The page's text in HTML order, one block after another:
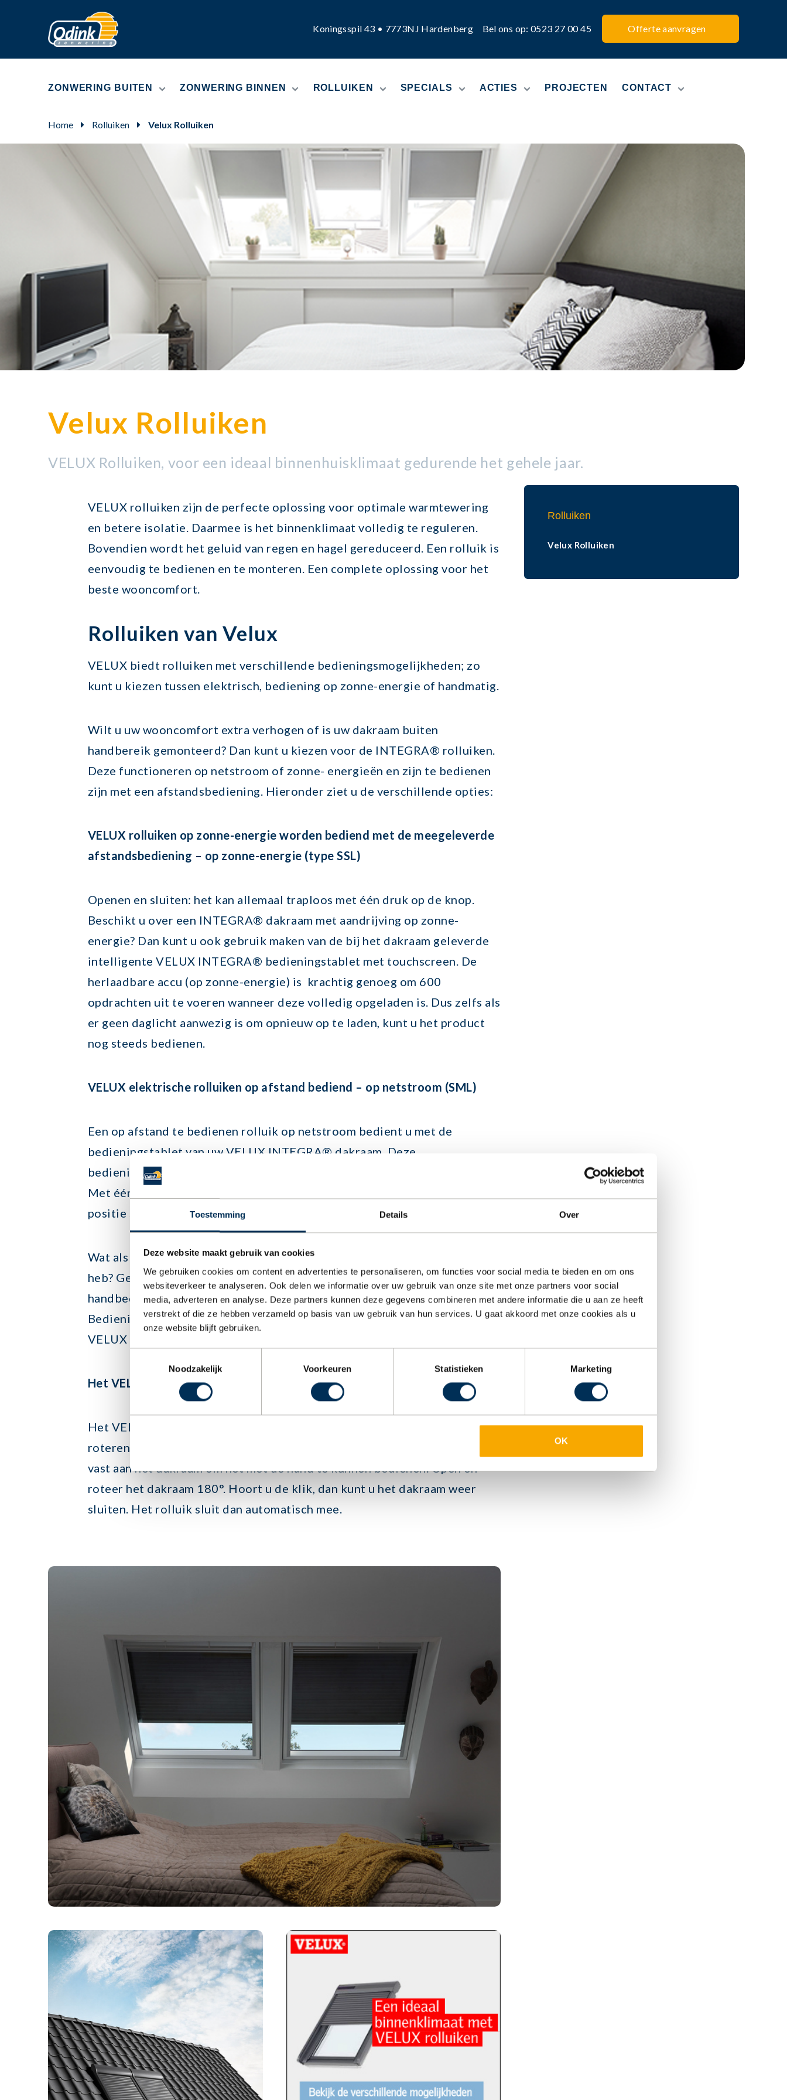
Toestemming Details Over
Deze website maakt gebruik van cookies
We gebruiken cookies om content en advertenties te personaliseren, om functies voor social media te bieden en om ons
websiteverkeer te analyseren. Ook delen we informatie over uw gebruik van onze site met onze partners voor social
media, adverteren en analyse. Deze partners kunnen deze gegevens combineren met andere informatie die u aan ze heeft
verstrekt of die ze hebben verzameld op basis van uw gebruik van hun services. U gaat akkoord met onze cookies als u
onze website blijft gebruiken.
Noodzakelijk
Voorkeuren Statistieken Marketing
OK
Koningsspil 43 • 7773NJ Hardenberg Bel ons op: 0523 27 00 45 Offerte aanvragen
ZONWERING BUITEN ZONWERING BINNEN ROLLUIKEN SPECIALS ACTIES PROJECTEN CONTACT
Home Rolluiken Velux Rolluiken
Velux Rolluiken
VELUX Rolluiken, voor een ideaal binnenhuisklimaat gedurende het gehele jaar.
VELUX rolluiken zijn de perfecte oplossing voor optimale warmtewering
en betere isolatie. Daarmee is het binnenklimaat volledig te reguleren.
Bovendien wordt het geluid van regen en hagel gereduceerd. Een rolluik is
eenvoudig te bedienen en te monteren. Een complete oplossing voor het
beste wooncomfort.
Rolluiken van Velux
VELUX biedt rolluiken met verschillende bedieningsmogelijkheden; zo
kunt u kiezen tussen elektrisch, bediening op zonne-energie of handmatig.
Wilt u uw wooncomfort extra verhogen of is uw dakraam buiten
handbereik gemonteerd? Dan kunt u kiezen voor de INTEGRA® rolluiken.
Deze functioneren op netstroom of zonne- energieën en zijn te bedienen
zijn met een afstandsbediening. Hieronder ziet u de verschillende opties:
VELUX rolluiken op zonne-energie worden bediend met de meegeleverde
afstandsbediening – op zonne-energie (type SSL)
Openen en sluiten: het kan allemaal traploos met één druk op de knop.
Beschikt u over een INTEGRA® dakraam met aandrijving op zonne-
energie? Dan kunt u ook gebruik maken van de bij het dakraam geleverde
intelligente VELUX INTEGRA® bedieningstablet met touchscreen. De
herlaadbare accu (op zonne-energie) is krachtig genoeg om 600
opdrachten uit te voeren wanneer deze volledig opgeladen is. Dus zelfs als
er geen daglicht aanwezig is om opnieuw op te laden, kunt u het product
nog steeds bedienen.
VELUX elektrische rolluiken op afstand bediend – op netstroom (SML)
Een op afstand te bedienen rolluik op netstroom bedient u met de
bedieningstablet van uw VELUX INTEGRA® dakraam. Deze
bedieningstablet wordt meegeleverd bij uw VELUX INTEGRA® dakraam.
Met één veeg over de tablet kunt u het rolluik openen, sluiten en op iedere
positie stoppen.
Wat als ik een handbediend dakraam in plaats van een INTEGRA® dakraam
heb? Geen probleem! VELUX levert ook opbouwsets waarmee u van uw
handbediende VELUX dakraam een INTEGRA® dakraam kunt maken.
Bedieningssysteem KUX 100 bijvoorbeeld, is geschikt om één elektrisch
VELUX product aan te sturen.
Het VELUX tuimelluik – handbediend (type SHL)
Het VELUX tuimelluik bedient u door het dakraam volledig rond de as te
roteren en weer te sluiten.
vast aan het dakraam om het met de hand te kunnen bedienen. Open en
roteer het dakraam 180°. Hoort u de klik, dan kunt u het dakraam weer
sluiten. Het rolluik sluit dan automatisch mee.
Rolluiken
Velux Rolluiken